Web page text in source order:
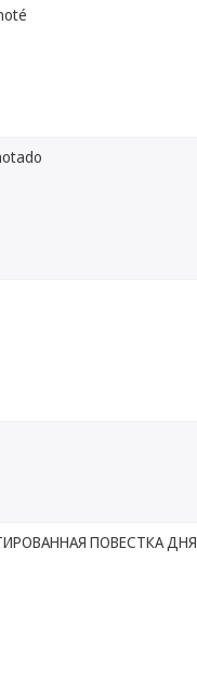
ПОВЕСТКА ДНЯ